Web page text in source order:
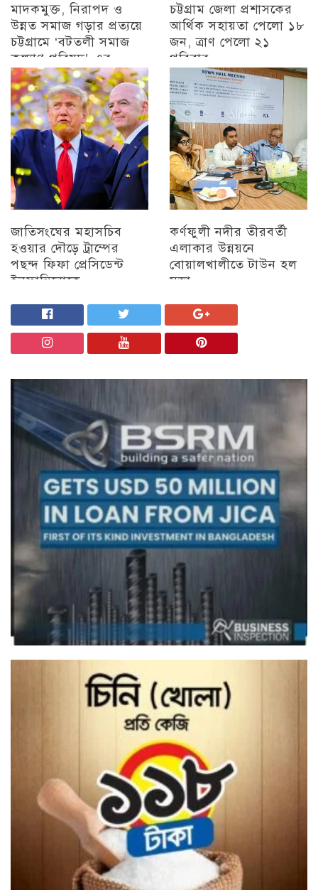
মাদকমুক্ত, নিরাপদ ও
উন্নত সমাজ গড়ার প্রত্যয়ে
চট্টগ্রামে ‘বটতলী সমাজ
কল্যাণ পরিষদ’-এর
মতবিনিময় সভা অনুষ্ঠিত
চট্টগ্রাম
চট্টগ্রাম জেলা প্রশাসকের
আর্থিক সহায়তা পেলো ১৮
জন, ত্রাণ পেলো ২১
পরিবার
চট্টগ্রাম
জাতিসংঘের মহাসচিব
হওয়ার দৌড়ে ট্রাম্পের
পছন্দ ফিফা প্রেসিডেন্ট
ইনফান্তিনোকে
চট্টগ্রাম
কর্ণফুলী নদীর তীরবর্তী
এলাকার উন্নয়নে
বোয়ালখালীতে টাউন হল
সভা
চট্টগ্রাম